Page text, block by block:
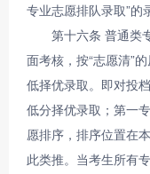
专业志愿排队录取”的
第十六条 普通类
面考核，按“志愿清”
低择优录取。即对投
低分择优录取；第一
愿排序，排序位置在
此类推。当考生所有